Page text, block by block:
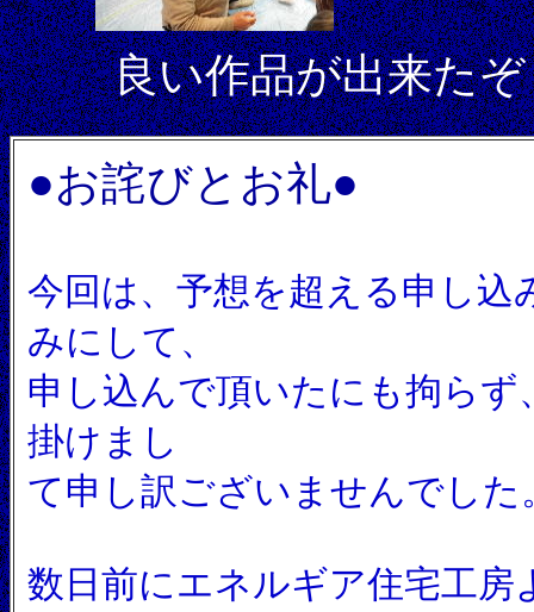
良い作品が出来たぞ
●お詫びとお礼●
今回は、予想を超える申し
みにして、
申し込んで頂いたにも拘ら
掛けまし
て申し訳ございませんでした
数日前にエネルギア住宅工